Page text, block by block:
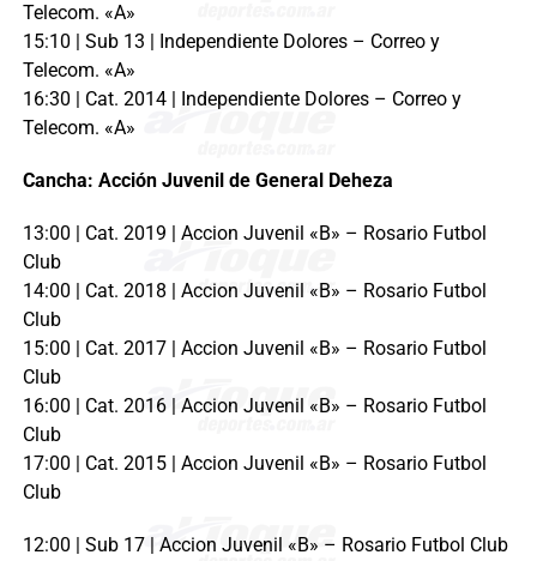
Telecom. «A»
15:10 | Sub 13 | Independiente Dolores – Correo y
Telecom. «A»
16:30 | Cat. 2014 | Independiente Dolores – Correo y
Telecom. «A»
Cancha: Acción Juvenil de General Deheza
13:00 | Cat. 2019 | Accion Juvenil «B» – Rosario Futbol
Club
14:00 | Cat. 2018 | Accion Juvenil «B» – Rosario Futbol
Club
15:00 | Cat. 2017 | Accion Juvenil «B» – Rosario Futbol
Club
16:00 | Cat. 2016 | Accion Juvenil «B» – Rosario Futbol
Club
17:00 | Cat. 2015 | Accion Juvenil «B» – Rosario Futbol
Club
12:00 | Sub 17 | Accion Juvenil «B» – Rosario Futbol Club